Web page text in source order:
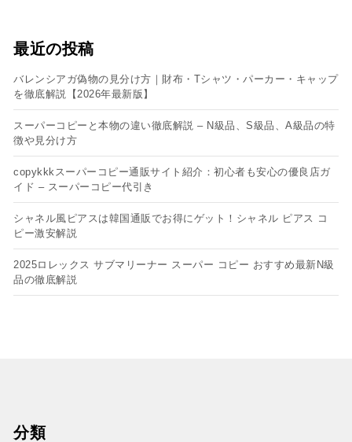
最近の投稿
バレンシアガ偽物の見分け方｜財布・Tシャツ・パーカー・キャップ
を徹底解説【2026年最新版】
スーパーコピーと本物の違い徹底解説 – N級品、S級品、A級品の特
徴や見分け方
copykkkスーパーコピー通販サイト紹介：初心者も安心の優良店ガ
イド – スーパーコピー代引き
シャネル風ピアスは韓国通販でお得にゲット！シャネル ピアス コ
ピー​激安解説
2025ロレックス サブマリーナー スーパー コピー おすすめ最新N級
品の徹底解説
分類